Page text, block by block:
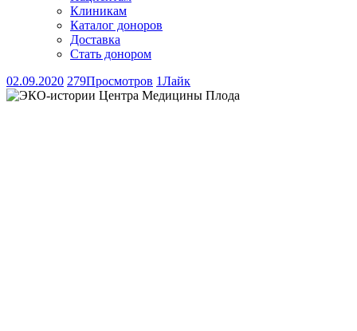
Клиникам
Каталог доноров
Доставка
Стать донором
02.09.2020 279Просмотров 1Лайк